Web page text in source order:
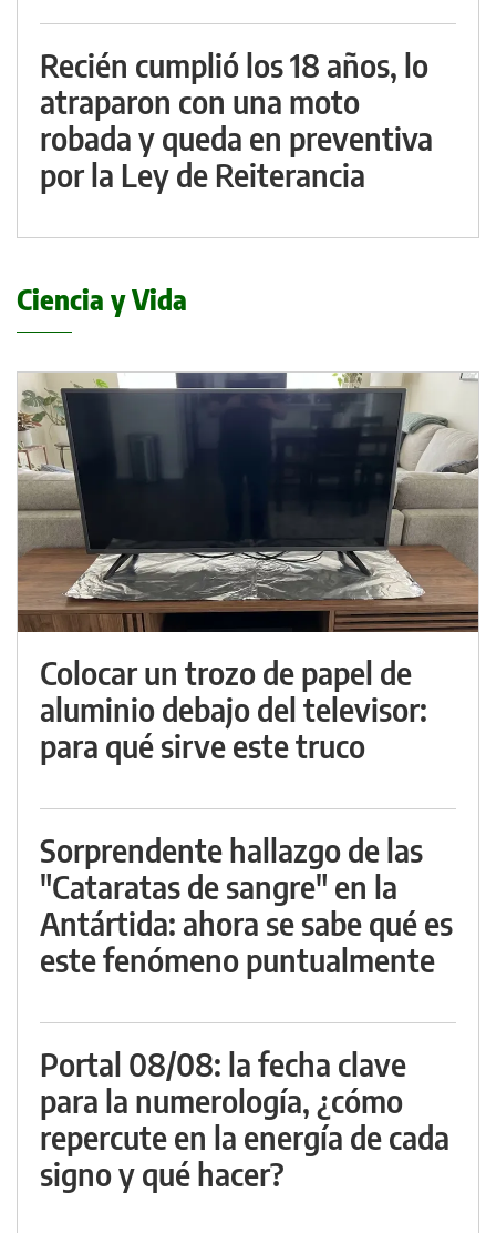
Recién cumplió los 18 años, lo
atraparon con una moto
robada y queda en preventiva
por la Ley de Reiterancia
Ciencia y Vida
Colocar un trozo de papel de
aluminio debajo del televisor:
para qué sirve este truco
Sorprendente hallazgo de las
"Cataratas de sangre" en la
Antártida: ahora se sabe qué es
este fenómeno puntualmente
Portal 08/08: la fecha clave
para la numerología, ¿cómo
repercute en la energía de cada
signo y qué hacer?